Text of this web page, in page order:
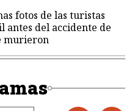
fotos de las turistas
antes del accidente de
murieron